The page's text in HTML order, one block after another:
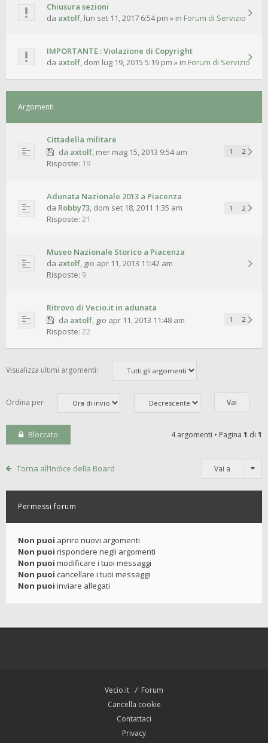
Chiusura sezioni
da axtolf, lun set 11, 2017 6:54 pm » in Forum di Servizio
IMPORTANTE : Violazione di Copyright
da axtolf, dom lug 19, 2015 5:19 pm » in Forum di Servizio
Argomenti
Cittadella militare
da axtolf, mer mag 15, 2013 9:54 am 1 2
Risposte: 19
Adunata Nazionale 2013 a Piacenza
da Robby73, dom set 18, 2011 1:35 am 1 2
Risposte: 21
Museo Nazionale Storico a Piacenza
da axtolf, gio apr 11, 2013 11:42 am
Risposte: 9
Ritrovo di Vecio.it in adunata
da axtolf, gio apr 11, 2013 11:48 am 1 2
Risposte: 22
Visualizza ultimi argomenti:
Ordina per
Bloccato 4 argomenti • Pagina 1 di 1
Torna all’Indice della Board Vai a
Permessi forum
Non puoi aprire nuovi argomenti
Non puoi rispondere negli argomenti
Non puoi modificare i tuoi messaggi
Non puoi cancellare i tuoi messaggi
Non puoi inviare allegati
Vecio.it
Forum
Cancella cookie
Contattaci
Privacy